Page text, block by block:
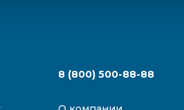
8 (800) 500-88-88